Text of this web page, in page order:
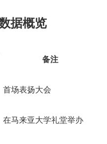
据概览
备注
首场表扬大会
在马来亚大学礼堂举办